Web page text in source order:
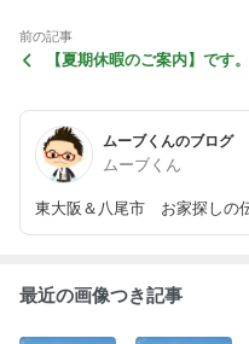
前の記事
【夏期休暇のご案内】です。
ムーブくんのブログ
ムーブくん
東大阪＆八尾市 お家探しの
最近の画像つき記事